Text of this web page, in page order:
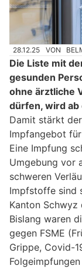
28.12.25 VON
Die Liste mit
gesunden
ohne ärztliche
dürfen, wird
Damit stärkt
Impfangebot
Eine Impfung
Umgebung vor
schweren
Impfstoffe sind
Kanton
Bislang waren
gegen FSME
Grippe, Covid-